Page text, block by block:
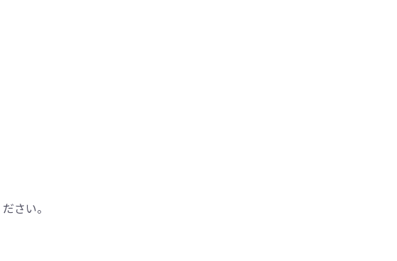
さい。